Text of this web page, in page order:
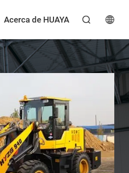
Acerca de HUAYA 